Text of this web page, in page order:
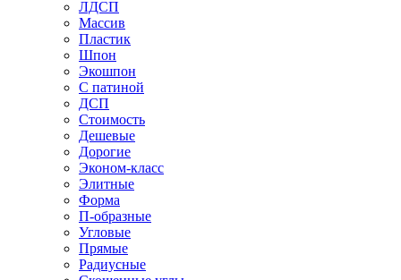
ЛДСП
Массив
Пластик
Шпон
Экошпон
С патиной
ДСП
Стоимость
Дешевые
Дорогие
Эконом-класс
Элитные
Форма
П-образные
Угловые
Прямые
Радиусные